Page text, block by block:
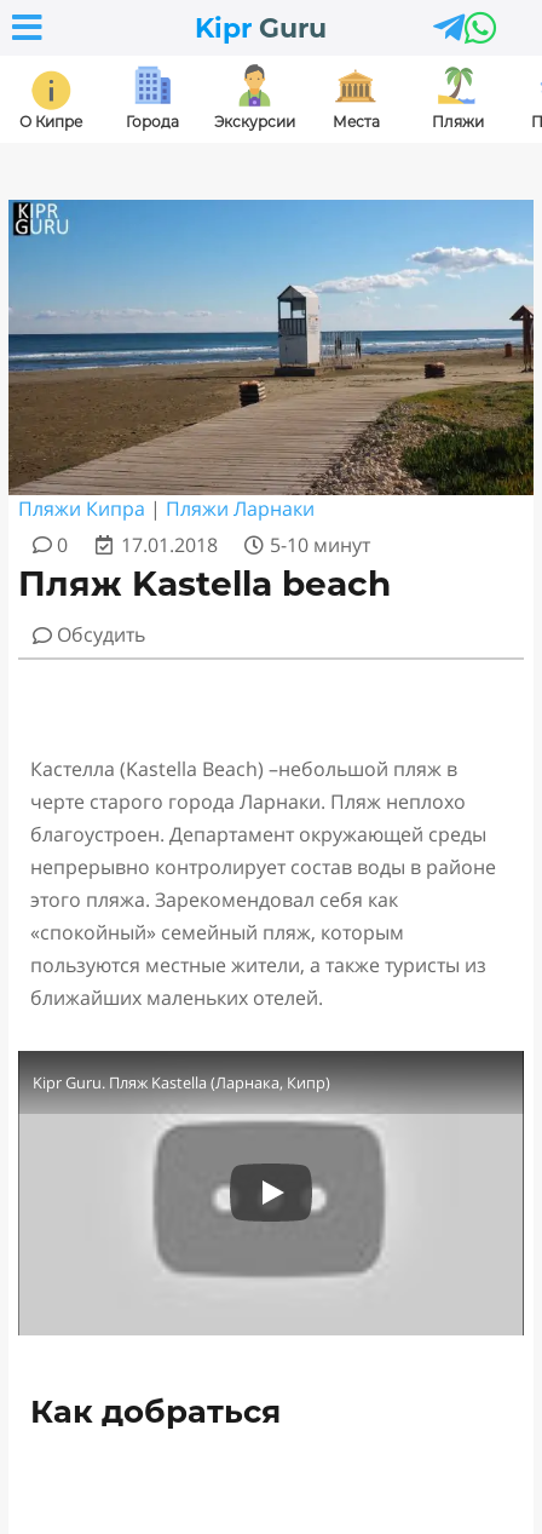
Kipr Guru
 
О Кипре Города Экскурсии Места Пляжи
Пляжи Кипра | Пляжи Ларнаки
0
17.01.2018 5-10 минут
Пляж Kastella beach
Обсудить
Кастелла (Kastella Beach) –небольшой пляж в
черте старого города Ларнаки. Пляж неплохо
благоустроен. Департамент окружающей среды
непрерывно контролирует состав воды в районе
этого пляжа. Зарекомендовал себя как
«спокойный» семейный пляж, которым
пользуются местные жители, а также туристы из
ближайших маленьких отелей.
Kipr Guru. Пляж Kastella (Ларнака, Кипр)
Как добраться